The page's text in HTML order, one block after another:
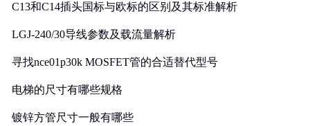
C13和C14插头国标与欧标的区别及其标准解析
LGJ-240/30导线参数及载流量解析
寻找nce01p30k MOSFET管的合适替代型号
电梯的尺寸有哪些规格
镀锌方管尺寸一般有哪些